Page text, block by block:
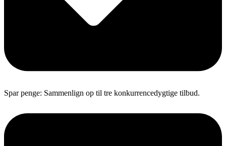
Spar penge: Sammenlign op til tre konkurrencedygtige tilbud.